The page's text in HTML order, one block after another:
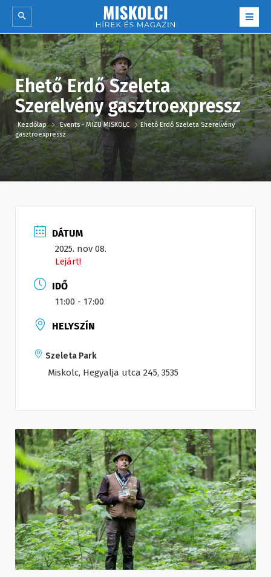
Ehető Erdő Szeleta
Szerelvény gasztroexpressz
Kezdőlap Events - MIZU MISKOLC
Ehető Erdő Szeleta Szerelvény
gasztroexpressz
DÁTUM
2025. nov 08.
Lejárt!
IDŐ
11:00 - 17:00
HELYSZÍN
Szeleta Park
Miskolc, Hegyalja utca 245, 3535